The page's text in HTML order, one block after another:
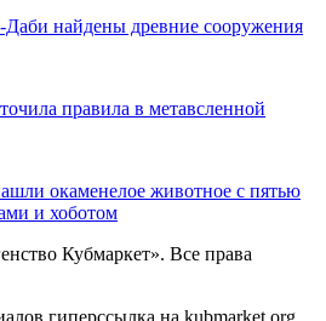
Даби найдены древние сооружения
правила в метавсленной
окаменелое животное с пятью
и хоботом
Кубмаркет». Все права
гиперссылка на kubmarket.org